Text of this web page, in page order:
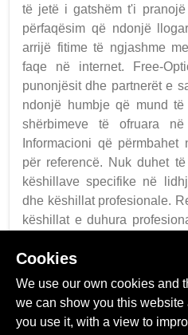
të jetë i gatshëm t'i
përfaqësim që ndonjë
arrijë fitime të ngjashme
faqe në internet. Free-
punonjësit dhe partnerët e
ndonjë humbje që mund
shërbimeve të ofruara
Informacioni që
për referencë. Nuk duhet
këshillave specifike në
dhe këshillat profesionale.
këshillat e duhura
Unë kam lexuar,
zbulimin e rrezikut
Unë kam lexuar,
Cookies
We use our own cookies and
we can show you this
you use it, with a view to